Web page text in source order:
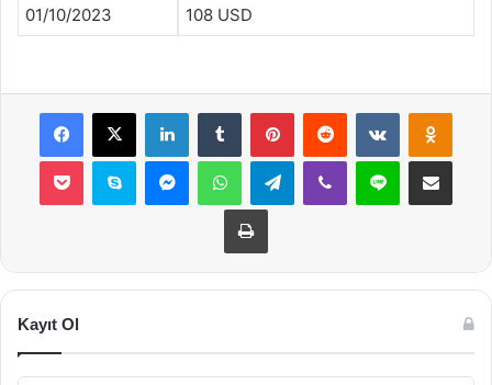
01/10/2023 108 USD
Facebook
X LinkedInTumblr PinterestReddit VKontakte
Pocket Skype MessengerWhatsAppTelegramViber Line E-Posta ile
Yazdır
Kayıt Ol